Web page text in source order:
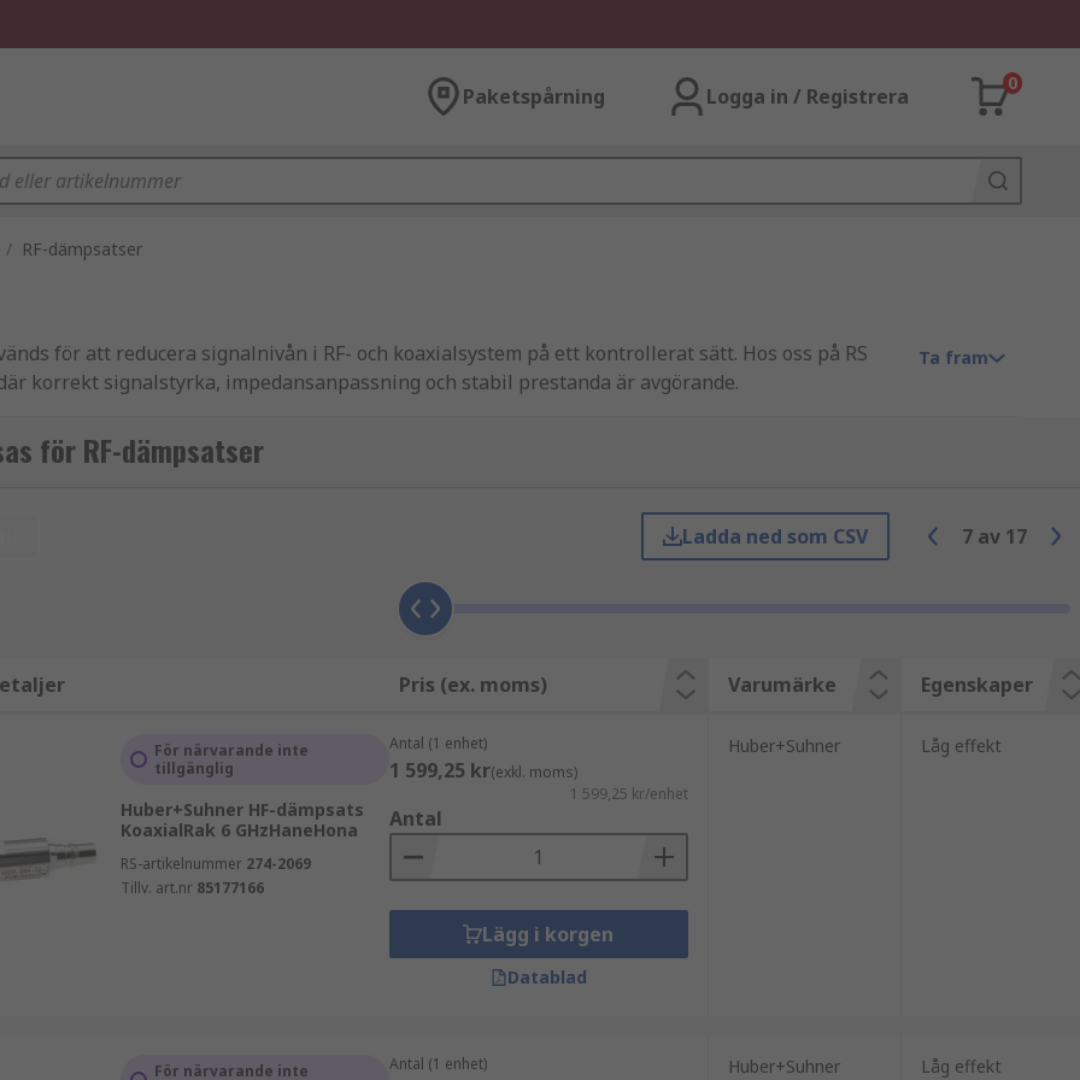
Paketspårning Logga in / Registrera
0
/ RF-dämpsatser
för att reducera signalnivån i RF- och koaxialsystem på ett kontrollerat sätt. Hos oss på RS
korrekt signalstyrka, impedansanpassning och stabil prestanda är avgörande.
frekvensområden och bidrar till tillförlitlig drift i både testmiljöer och färdiga installationer.
för att skydda utrustning, förbättra mätresultat eller optimera systemets prestanda.
på dämpningsvärde, frekvensområde och kontakttyp. Valet påverkar både signalintegritet och
Ta fram
för RF-dämpsatser
Ladda ned som CSV 7 av 17
Pris (ex. moms) Varumärke Egenskaper
För närvarande inte
tillgänglig
Huber+Suhner HF-dämpsats
KoaxialRak 6 GHzHaneHona
RS-artikelnummer 274-2069
Tillv. art.nr 85177166
Antal (1 enhet)
1 599,25 kr(exkl. moms)
1 599,25 kr/enhet
Antal
Lägg i korgen
Datablad
Huber+Suhner Låg effekt
För närvarande inte
Antal (1 enhet) Huber+Suhner Låg effekt